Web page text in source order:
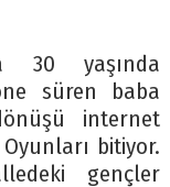
30 yaşında
süren baba
internet
bitiyor.
gençler